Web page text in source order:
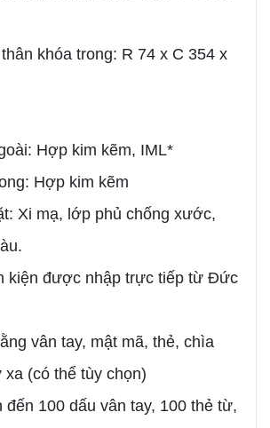
khóa trong: R 74 x C 354 x
Hợp kim kẽm, IML*
Hợp kim kẽm
Xi mạ, lớp phủ chống xước,
kiện được nhập trực tiếp từ Đức
vân tay, mật mã, thẻ, chìa
(có thể tùy chọn)
100 dấu vân tay, 100 thẻ từ,